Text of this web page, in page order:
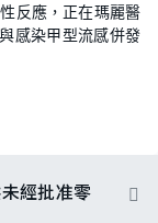
反應，正在瑪麗醫
感染甲型流感併發
經批准零